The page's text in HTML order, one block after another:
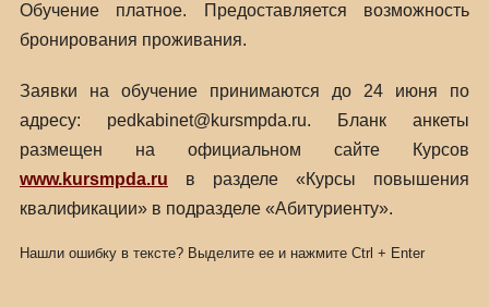
Обучение платное. Предоставляется возможность
бронирования проживания.
Заявки на обучение принимаются до 24 июня по
адресу: pedkabinet@kursmpda.ru. Бланк анкеты
размещен на официальном сайте Курсов
www.kursmpda.ru в разделе «Курсы повышения
квалификации» в подразделе «Абитуриенту».
Нашли ошибку в тексте? Выделите ее и нажмите Ctrl + Enter